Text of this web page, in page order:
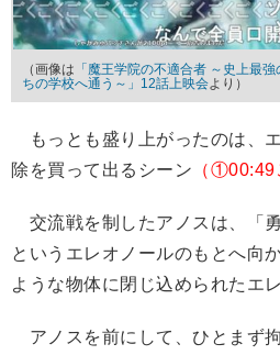
（画像は 「魔王学院の不適合者 ～史上最
ちの学校へ通う～」12話上映会より）
もっとも盛り上がったのは、
除を買って出るシーン （①00:49
交流戦を制したアノスは、「
というエレオノールのもとへ向
ような物体に閉じ込められたエ
アノスを前にして、ひとまず